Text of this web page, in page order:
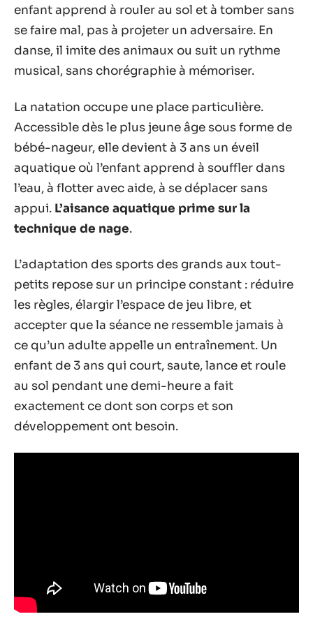
enfant apprend à rouler au sol et à tomber sans
se faire mal, pas à projeter un adversaire. En
danse, il imite des animaux ou suit un rythme
musical, sans chorégraphie à mémoriser.
La natation occupe une place particulière.
Accessible dès le plus jeune âge sous forme de
bébé-nageur, elle devient à 3 ans un éveil
aquatique où l’enfant apprend à souffler dans
l’eau, à flotter avec aide, à se déplacer sans
appui. L’aisance aquatique prime sur la
technique de nage.
L’adaptation des sports des grands aux tout-
petits repose sur un principe constant : réduire
les règles, élargir l’espace de jeu libre, et
accepter que la séance ne ressemble jamais à
ce qu’un adulte appelle un entraînement. Un
enfant de 3 ans qui court, saute, lance et roule
au sol pendant une demi-heure a fait
exactement ce dont son corps et son
développement ont besoin.